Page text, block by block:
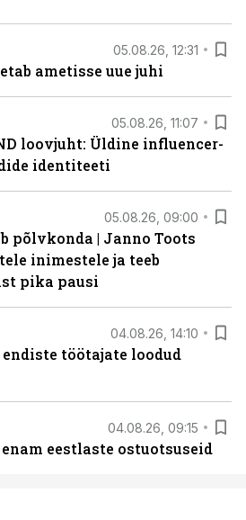
05.08.26, 12:31
ametisse uue juhi
05.08.26, 11:07
loovjuht: Üldine influencer-
identiteeti
05.08.26, 09:00
põlvkonda | Janno Toots
inimestele ja teeb
pika pausi
04.08.26, 14:10
töötajate loodud
04.08.26, 09:15
eestlaste ostuotsuseid